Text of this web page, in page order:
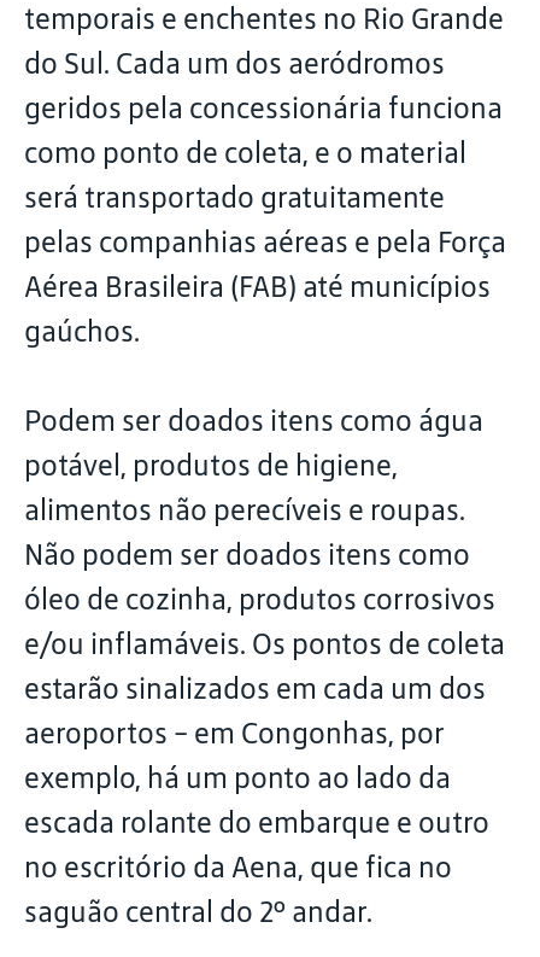
temporais e enchentes no Rio Grande
do Sul. Cada um dos aeródromos
geridos pela concessionária funciona
como ponto de coleta, e o material
será transportado gratuitamente
pelas companhias aéreas e pela Força
Aérea Brasileira (FAB) até municípios
gaúchos.
Podem ser doados itens como água
potável, produtos de higiene,
alimentos não perecíveis e roupas.
Não podem ser doados itens como
óleo de cozinha, produtos corrosivos
e/ou inflamáveis. Os pontos de coleta
estarão sinalizados em cada um dos
aeroportos - em Congonhas, por
exemplo, há um ponto ao lado da
escada rolante do embarque e outro
no escritório da Aena, que fica no
saguão central do 2º andar.